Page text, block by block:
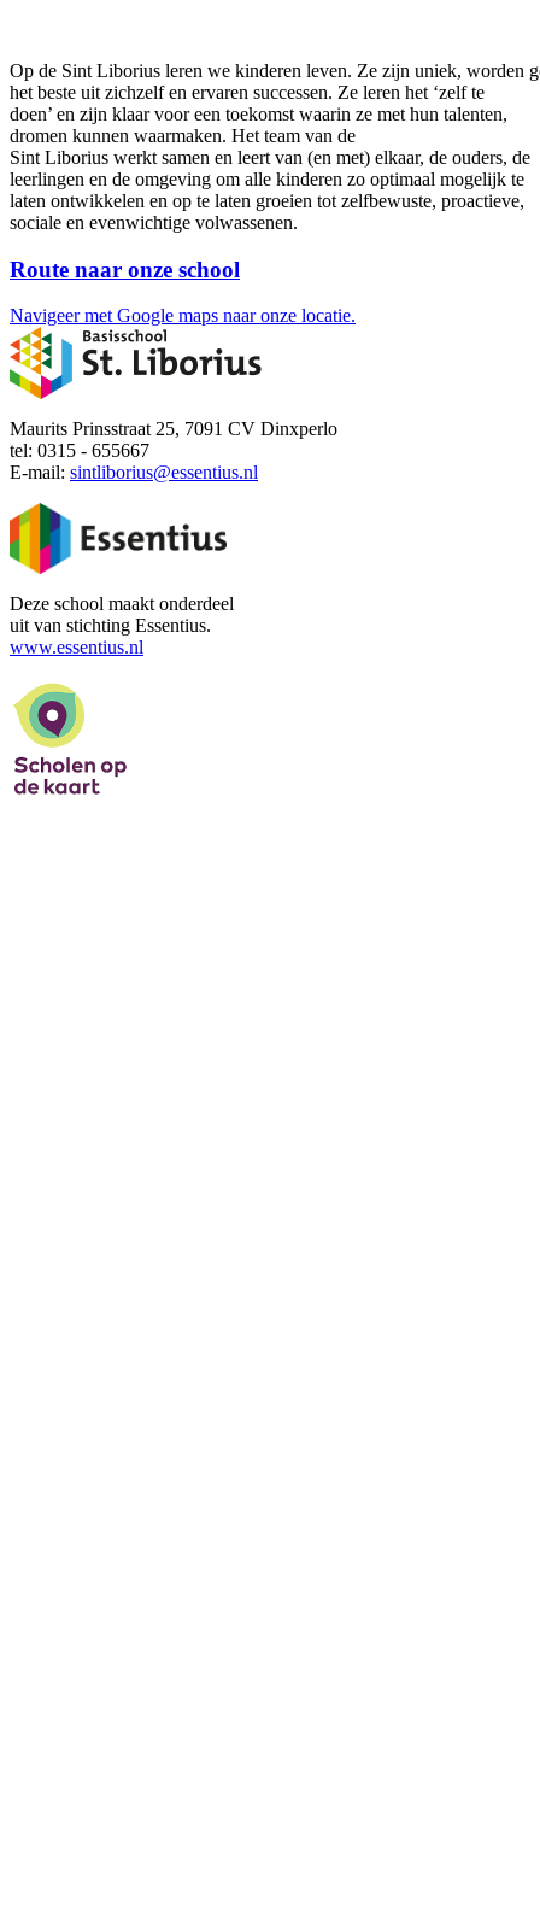
Op de Sint Liborius leren we kinderen leven. Ze zijn uniek, worden
het beste uit zichzelf en ervaren successen. Ze leren het ‘zelf te
doen’ en zijn klaar voor een toekomst waarin ze met hun talenten,
dromen kunnen waarmaken. Het team van de
Sint Liborius werkt samen en leert van (en met) elkaar, de ouders, de
leerlingen en de omgeving om alle kinderen zo optimaal mogelijk te
laten ontwikkelen en op te laten groeien tot zelfbewuste, proactieve,
sociale en evenwichtige volwassenen.
Route naar onze school
Navigeer met Google maps naar onze locatie.
Maurits Prinsstraat 25, 7091 CV Dinxperlo
tel: 0315 - 655667
E-mail: sintliborius@essentius.nl
Deze school maakt onderdeel
uit van stichting Essentius.
www.essentius.nl